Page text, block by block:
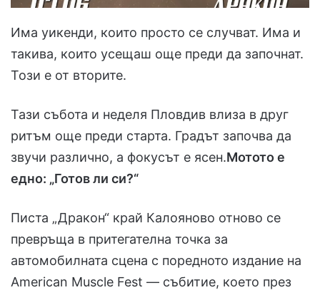
Има уикенди, които просто се случват. Има и
такива, които усещаш още преди да започнат.
Този е от вторите.
Тази събота и неделя Пловдив влиза в друг
ритъм още преди старта. Градът започва да
звучи различно, а фокусът е ясен.Мотото е
едно: „Готов ли си?“
Писта „Дракон“ край Калояново отново се
превръща в притегателна точка за
автомобилната сцена с поредното издание на
American Muscle Fest — събитие, което през